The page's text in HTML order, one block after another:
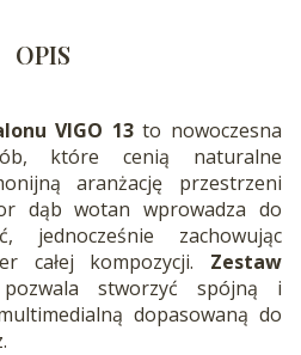
OPIS
VIGO 13to nowoczesna
które cenią naturalne
aranżację przestrzeni
dąb wotan wprowadza do
jednocześnie zachowując
całej kompozycji. Zestaw
stworzyć spójną i
dopasowaną do